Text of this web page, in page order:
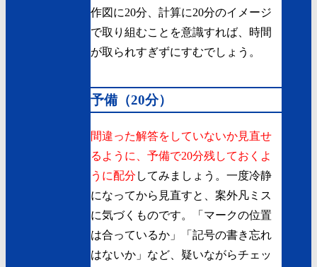
作図に20分、計算に20分のイメージ
で取り組むことを意識すれば、時間
が取られすぎずにすむでしょう。
予備（20分）
間違った解答をしていないか見直せ
るように、予備で20分残しておくよ
うに配分 してみましょう。一度冷静
になってから見直すと、案外凡ミス
に気づくものです。「マークの位置
は合っているか」「記号の書き忘れ
はないか」など、疑いながらチェッ